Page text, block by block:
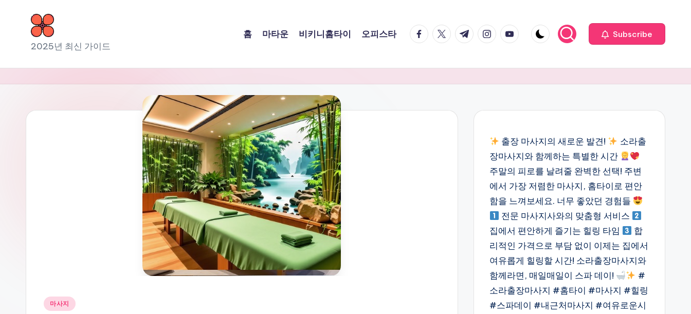
소
라
출
장
2025년 최신 가이드
홈 마타운 비키니홈타이 오피스타 facebook.com
twitter.com
t.me instagram.com
youtube.com Subscribe
Posted
마사지
출장 마사지의 새로운 발견!
소라출
장마사지와 함께하는 특별한 시간
주말의 피로를 날려줄 완벽한 선택! 주변
에서 가장 저렴한 마사지, 홈타이로 편안
함을 느껴보세요. 너무 좋았던 경험들
전문 마사지사와의 맞춤형 서비스
집에서 편안하게 즐기는 힐링 타임
합
리적인 가격으로 부담 없이 이제는 집에서
여유롭게 힐링할 시간! 소라출장마사지와
함께라면, 매일매일이 스파 데이!
#
소라출장마사지 #홈타이 #마사지 #힐링
#스파데이 #내근처마사지 #여유로운시